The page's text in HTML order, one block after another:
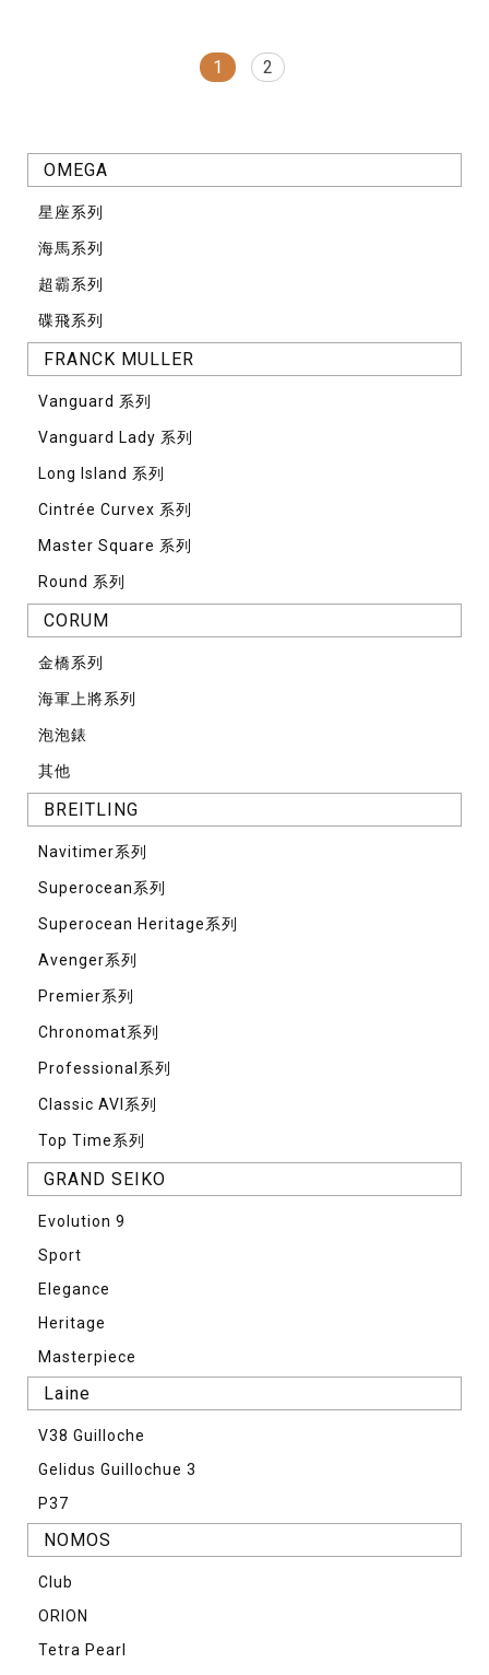
OMEGA
星座系列
海馬系列
超霸系列
碟飛系列
FRANCK MULLER
Vanguard 系列
Vanguard Lady 系列
Long Island 系列
Cintrée Curvex 系列
Master Square 系列
Round 系列
CORUM
⾦橋系列
海軍上將系列
泡泡錶
其他
BREITLING
Navitimer系列
Superocean系列
Superocean Heritage系列
Avenger系列
Premier系列
Chronomat系列
Professional系列
Classic AVI系列
Top Time系列
GRAND SEIKO
Evolution 9
Sport
Elegance
Heritage
Masterpiece
Laine
V38 Guilloche
Gelidus Guillochue 3
P37
NOMOS
Club
ORION
Tetra Pearl
1 2